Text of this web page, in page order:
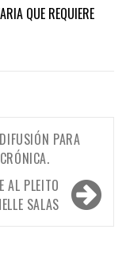
QUE REQUIERE
PARA
AL PLEITO
SALAS